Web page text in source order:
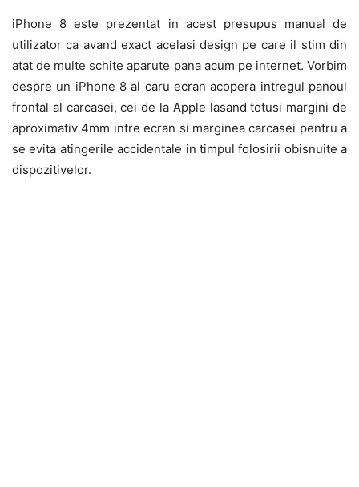
iPhone 8 este prezentat in acest presupus manual de
utilizator ca avand exact acelasi design pe care il stim din
atat de multe schite aparute pana acum pe internet. Vorbim
despre un iPhone 8 al caru ecran acopera intregul panoul
frontal al carcasei, cei de la Apple lasand totusi margini de
aproximativ 4mm intre ecran si marginea carcasei pentru a
se evita atingerile accidentale in timpul folosirii obisnuite a
dispozitivelor.